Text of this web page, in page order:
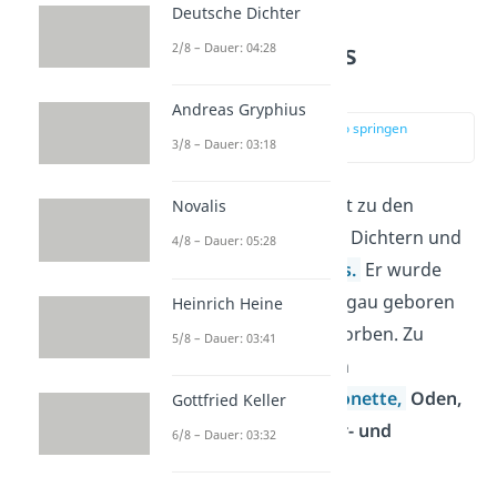
Wer war Andreas
zur Stelle im Video springen
(00:15)
Andreas Gryphius
gehört zu den
bekanntesten deutschen Dichtern und
Dramatikern des
Barocks. Er wurde
1616 im schlesischen Glogau geboren
und ist im Jahr 1664 gestorben. Zu
seinem breit gefächerten
Gesamtwerken zählen
Sonette, Oden,
Epigrammesowie
Trauer- und
Lustspiele
Deutsche Dichter
2/8 – Dauer: 04:28
Andreas Gryphius
3/8 – Dauer: 03:18
Novalis
4/8 – Dauer: 05:28
Heinrich Heine
5/8 – Dauer: 03:41
Gottfried Keller
6/8 – Dauer: 03:32